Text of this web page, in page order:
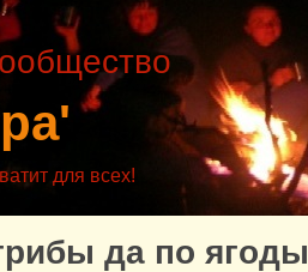
для всех!
да по ягоды